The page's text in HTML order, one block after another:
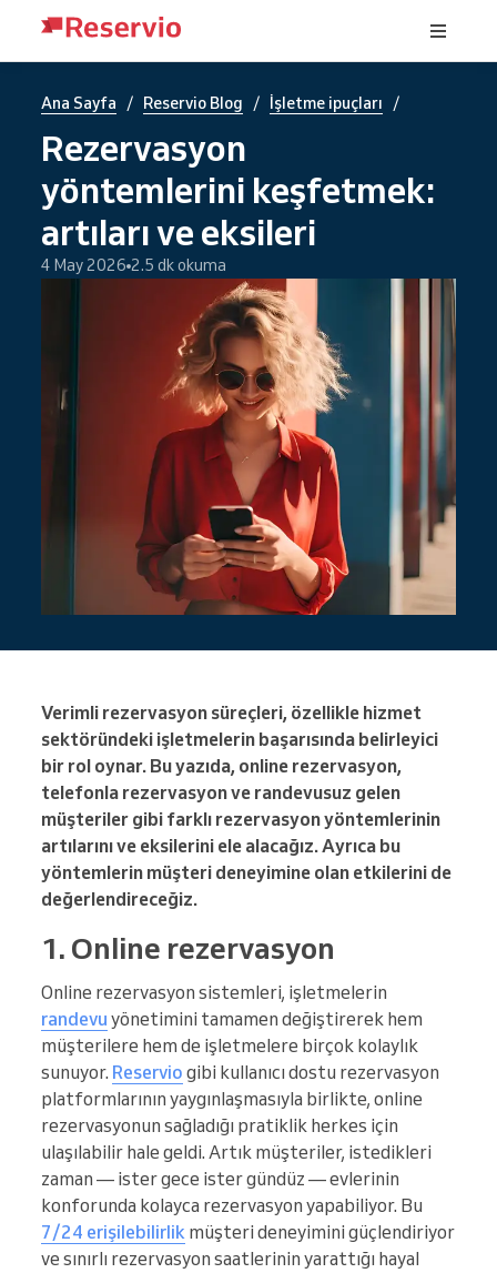
Ana Sayfa / Reservio Blog / İşletme ipuçları /
Rezervasyon
yöntemlerini keşfetmek:
artıları ve eksileri
4 May 2026 2.5 dk okuma
Verimli rezervasyon süreçleri, özellikle hizmet
sektöründeki işletmelerin başarısında belirleyici
bir rol oynar. Bu yazıda, online rezervasyon,
telefonla rezervasyon ve randevusuz gelen
müşteriler gibi farklı rezervasyon yöntemlerinin
artılarını ve eksilerini ele alacağız. Ayrıca bu
yöntemlerin müşteri deneyimine olan etkilerini de
değerlendireceğiz.
1. Online rezervasyon
Online rezervasyon sistemleri, işletmelerin
randevu yönetimini tamamen değiştirerek hem
müşterilere hem de işletmelere birçok kolaylık
sunuyor. Reservio gibi kullanıcı dostu rezervasyon
platformlarının yaygınlaşmasıyla birlikte, online
rezervasyonun sağladığı pratiklik herkes için
ulaşılabilir hale geldi. Artık müşteriler, istedikleri
zaman — ister gece ister gündüz — evlerinin
konforunda kolayca rezervasyon yapabiliyor. Bu
7/24 erişilebilirlik müşteri deneyimini güçlendiriyor
ve sınırlı rezervasyon saatlerinin yarattığı hayal